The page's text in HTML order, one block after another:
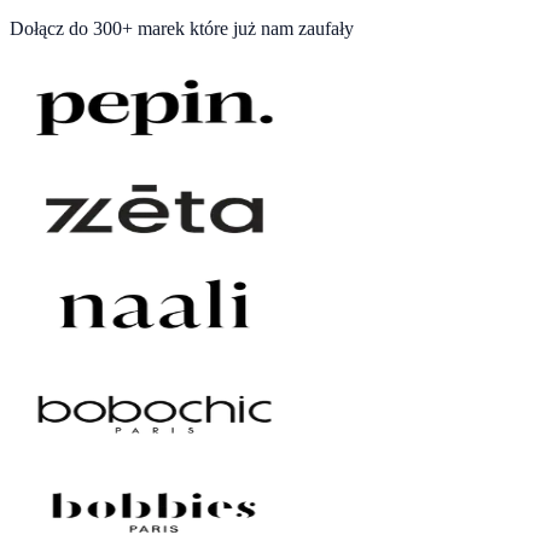
Dołącz do 300+ marek które już nam zaufały